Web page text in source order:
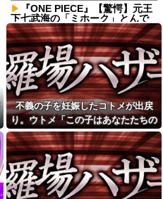
『ONE PIECE』【驚愕】元王
下七武海の「ミホーク」とんで
もない事が判明するｗｗｗｗ
「ミホーク」←これ…もしかし
て…
仕事終わりのコンビニでレジ
順番待ち中に老害ジジイが堂々
の横入り！「次の方どうぞ」の
案内を自分への合図と勘違いし
て割り込む身勝手な俺様思考に
イライラ・・・
自分のパートナーは浮気しな
い自信ある？
彼女の浮気を疑い問いつける
と弟だと言う。「じゃあ携帯見
せて」『え？』え？じゃねーし
ｗ で、なんだかんだで結局俺の
方が間男だったｗ
不義の子を妊娠したコトメが出戻
り。ウトメ「この子はあなたたちの
子として育てて」旦那「ありがと
う」私「勝手に決めないで！」→修
羅場になり…